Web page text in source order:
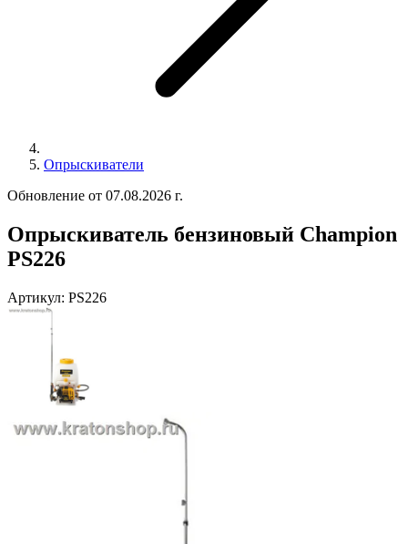
Опрыскиватели
Обновление от 07.08.2026 г.
Опрыскиватель бензиновый Champion
PS226
Артикул: PS226